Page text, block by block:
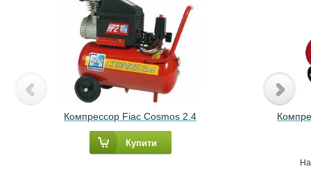
Компрессор Fiac Cosmos 2.4
Купити